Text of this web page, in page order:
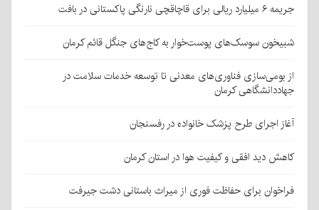
جریمه ۶ میلیارد ریالی برای قاچاقچی نارنگی پاکستانی در بافت
شبیخون سوسک‌های پوست‌خوار به کاج‌های جنگل قائم کرمان
از بومی‌سازی فناوری‌های معدنی تا توسعه خدمات سلامت در
جهاددانشگاهی کرمان
آغاز اجرای طرح پزشک خانواده در رفسنجان
کاهش دید افقی و کیفیت هوا در استان کرمان
فراخوان برای حفاظت فوری از میراث باستانی دشت جیرفت